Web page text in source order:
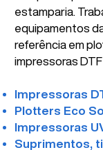
estamparia.
equipamentos
referência em
impressoras
Impressoras
Plotters Eco
Impressoras
Suprimentos,